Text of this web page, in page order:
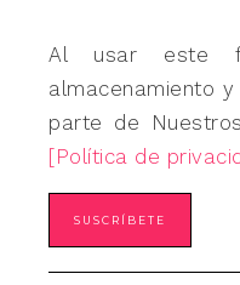
Al usar este
almacenamiento
parte de
[Política de